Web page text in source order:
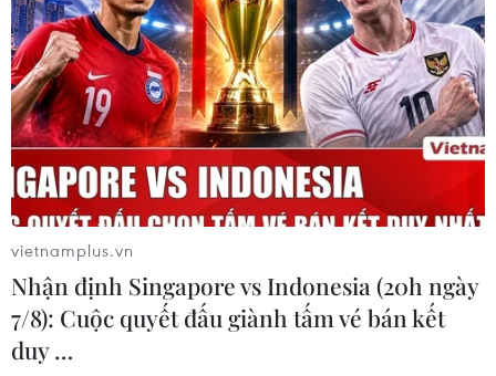
vietnamplus.vn
Nhận định Singapore vs Indonesia (20h ngày
7/8): Cuộc quyết đấu giành tấm vé bán kết
duy …